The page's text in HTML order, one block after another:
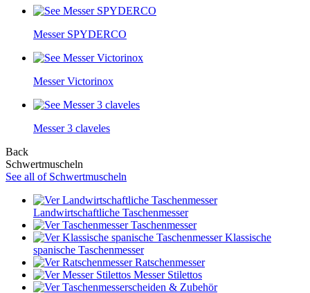
Messer SPYDERCO
Messer Victorinox
Messer 3 claveles
Back
Schwertmuscheln
See all of Schwertmuscheln
Landwirtschaftliche Taschenmesser
Taschenmesser
Klassische
spanische Taschenmesser
Ratschenmesser
Messer Stilettos